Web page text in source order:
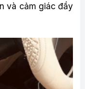
và cảm giác đầy